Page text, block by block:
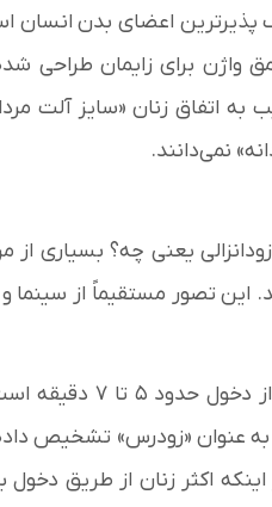
اعضای بدن انسان
واژن برای زایمان طراحی
زنان «سایز آلت
نمی‌دانند.
یعنی چه؟ بسیاری از
تصور مستقیماً از سینما و
به عنوان «زودرس» تشخیص
اکثر زنان از طریق دخول